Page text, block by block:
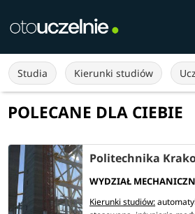
Studia Kierunki studiów
POLECANE DLA CIEBIE
WYDZIAŁ
Kierunki studiów: